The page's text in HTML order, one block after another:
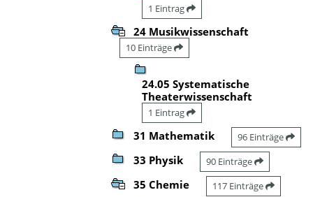
1 Eintrag
24 Musikwissenschaft
10 Einträge
24.05 Systematische
Theaterwissenschaft
1 Eintrag
31 Mathematik 96 Einträge
33 Physik 90 Einträge
35 Chemie 117 Einträge